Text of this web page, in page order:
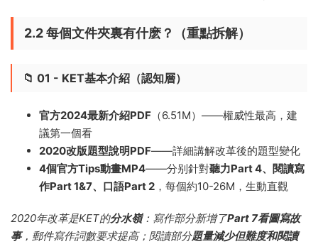
2.2 每個文件夾裏有什麽？（重點拆解）
📁 01 - KET基本介紹（認知層）
官方2024最新介紹PDF （6.51M）——權威性最高，建
議第一個看
2020改版題型說明PDF——詳細講解改革後的題型變化
4個官方Tips動畫MP4——分别針對聽力Part 4、閱讀寫
作Part 1&7、口語Part 2 ，每個約10-26M，生動直觀
2020年改革是KET的分水嶺：寫作部分新增了Part 7看圖寫故
事，郵件寫作詞數要求提高；閱讀部分題量減少但難度和閱讀